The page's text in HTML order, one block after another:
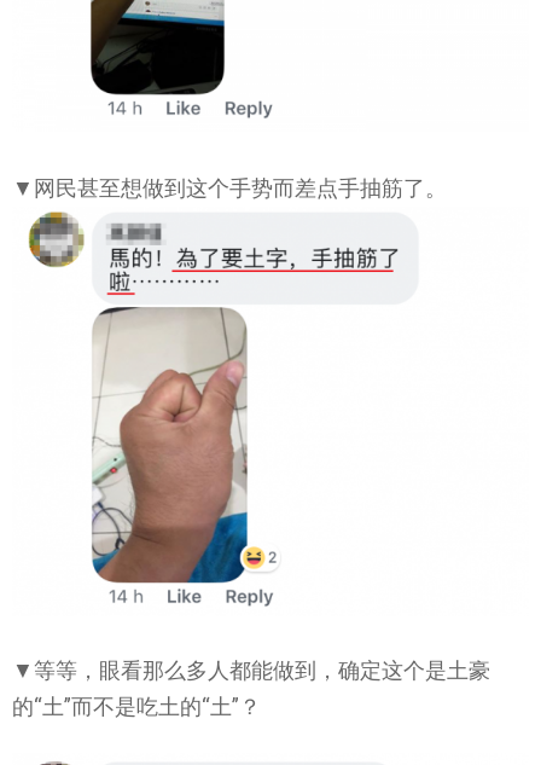
▼网民甚至想做到这个手势而差点手抽筋了。
▼等等，眼看那么多人都能做到，确定这个是土豪
的“土”而不是吃土的“土”？